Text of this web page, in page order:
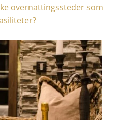
overnattingssteder som